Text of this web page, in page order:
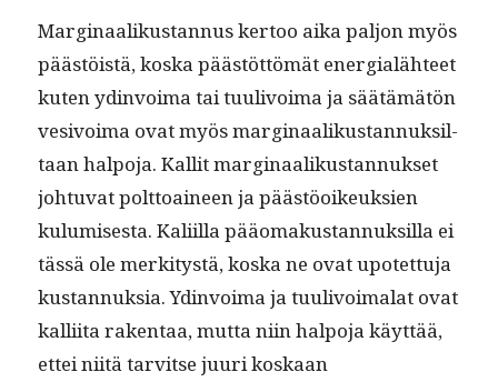
Mar­gin­aa­likus­tan­nus ker­too aika paljon myös
päästöistä, kos­ka päästöt­tömät ener­gialäh­teet
kuten ydin­voima tai tuulivoima ja säätämätön
vesivoima ovat myös mar­gin­aa­likus­tan­nuk­sil­
taan halpo­ja. Kallit mar­gin­aa­likus­tan­nuk­set
johtu­vat polt­toaineen ja päästöoikeuk­sien
kulu­mis­es­ta. Kali­il­la pääo­makus­tan­nuk­sil­la ei
tässä ole merk­i­tys­tä, kos­ka ne ovat upotet­tu­ja
kus­tan­nuk­sia. Ydin­voima ja tuulivoimalat ovat
kalli­ita rak­en­taa, mut­ta niin halpo­ja käyt­tää,
ettei niitä tarvitse juuri koskaan